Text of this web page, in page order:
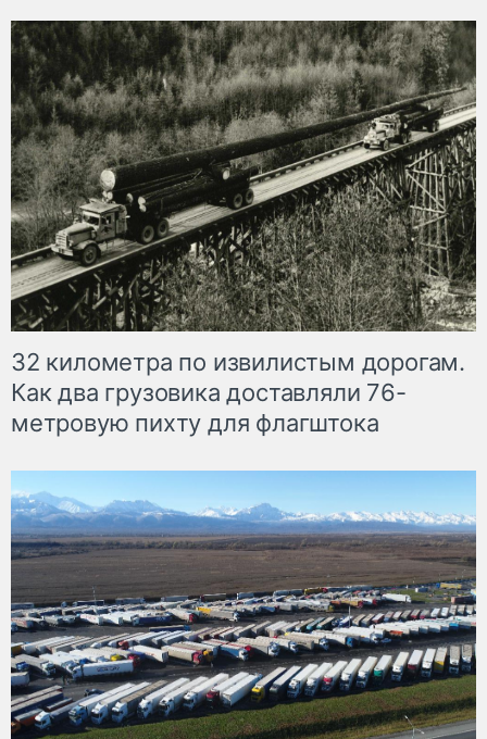
32 километра по извилистым дорогам.
Как два грузовика доставляли 76-
метровую пихту для флагштока